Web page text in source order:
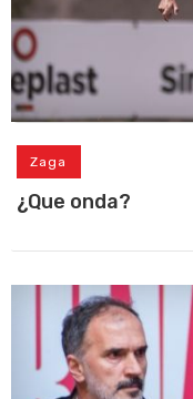
Zaga
¿Que onda?